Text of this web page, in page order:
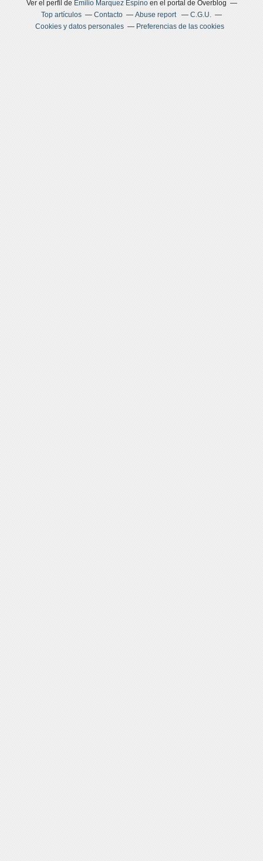
Ver el perfil de Emilio Marquez Espinoen el portal de Overblog
Top artículos
Contacto Abuse report
C.G.U.
Cookies y datos personales
Preferencias de las cookies